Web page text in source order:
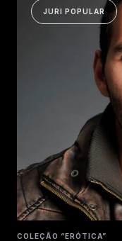
JURI POPULAR
COLEÇÃO “ERÓTICA”